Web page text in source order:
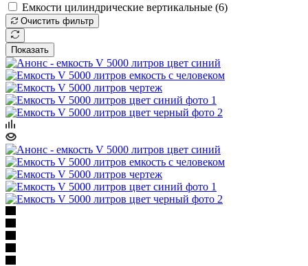
Емкости цилиндрические вертикальные (6)
Очистить фильтр
Показать